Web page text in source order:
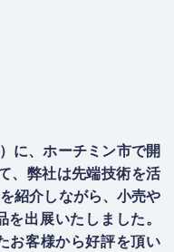
に、ホーチミン市で開
、 弊社は先端技術を活
紹介しながら、小売や
出展いたしました。
お客様から好評を頂い